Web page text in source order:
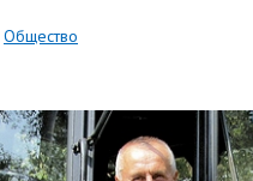
Общество